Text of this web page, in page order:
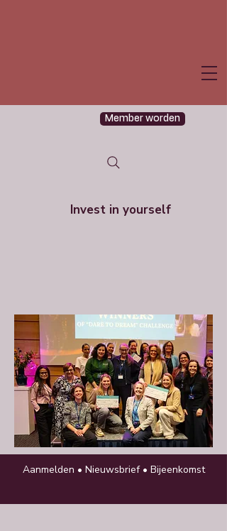
Member worden
Invest in yourself
Aanmelden • Nieuwsbrief • Bijeenkomst